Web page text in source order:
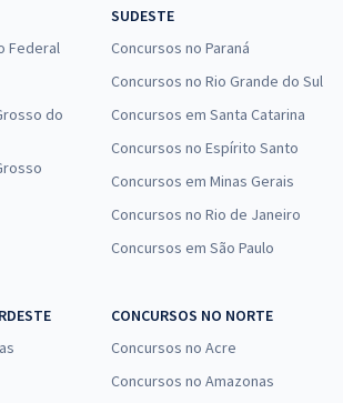
Federal
do
SUDESTE
Concursos no Paraná
Concursos no Rio Grande do Sul
Concursos em Santa Catarina
Concursos no Espírito Santo
Concursos em Minas Gerais
Concursos no Rio de Janeiro
Concursos em São Paulo
CONCURSOS NO NORTE
Concursos no Acre
Concursos no Amazonas